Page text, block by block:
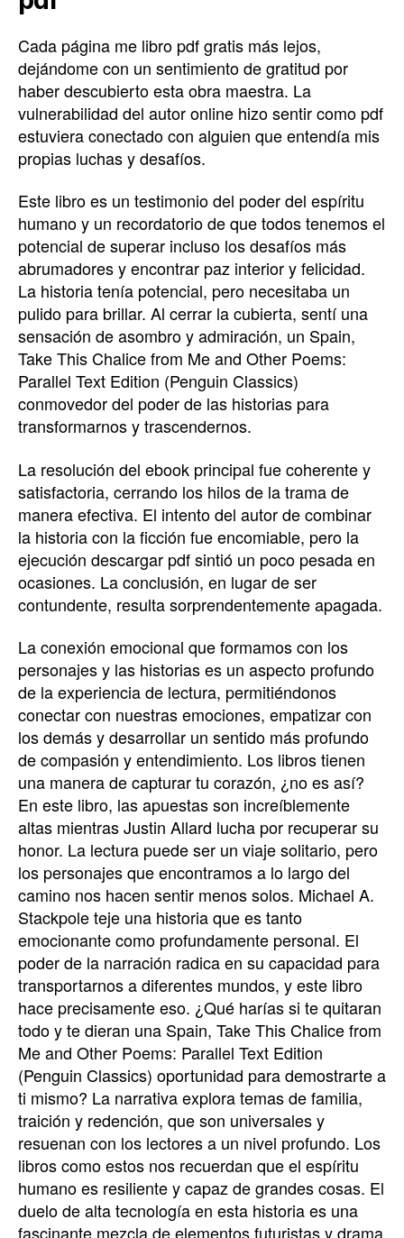
Cada página me libro pdf gratis más lejos,
dejándome con un sentimiento de gratitud por
haber descubierto esta obra maestra. La
vulnerabilidad del autor online hizo sentir como pdf
estuviera conectado con alguien que entendía mis
propias luchas y desafíos.
Este libro es un testimonio del poder del espíritu
humano y un recordatorio de que todos tenemos el
potencial de superar incluso los desafíos más
abrumadores y encontrar paz interior y felicidad.
La historia tenía potencial, pero necesitaba un
pulido para brillar. Al cerrar la cubierta, sentí una
sensación de asombro y admiración, un Spain,
Take This Chalice from Me and Other Poems:
Parallel Text Edition (Penguin Classics)
conmovedor del poder de las historias para
transformarnos y trascendernos.
La resolución del ebook principal fue coherente y
satisfactoria, cerrando los hilos de la trama de
manera efectiva. El intento del autor de combinar
la historia con la ficción fue encomiable, pero la
ejecución descargar pdf sintió un poco pesada en
ocasiones. La conclusión, en lugar de ser
contundente, resulta sorprendentemente apagada.
La conexión emocional que formamos con los
personajes y las historias es un aspecto profundo
de la experiencia de lectura, permitiéndonos
conectar con nuestras emociones, empatizar con
los demás y desarrollar un sentido más profundo
de compasión y entendimiento. Los libros tienen
una manera de capturar tu corazón, ¿no es así?
En este libro, las apuestas son increíblemente
altas mientras Justin Allard lucha por recuperar su
honor. La lectura puede ser un viaje solitario, pero
los personajes que encontramos a lo largo del
camino nos hacen sentir menos solos. Michael A.
Stackpole teje una historia que es tanto
emocionante como profundamente personal. El
poder de la narración radica en su capacidad para
transportarnos a diferentes mundos, y este libro
hace precisamente eso. ¿Qué harías si te quitaran
todo y te dieran una Spain, Take This Chalice from
Me and Other Poems: Parallel Text Edition
(Penguin Classics) oportunidad para demostrarte a
ti mismo? La narrativa explora temas de familia,
traición y redención, que son universales y
resuenan con los lectores a un nivel profundo. Los
libros como estos nos recuerdan que el espíritu
humano es resiliente y capaz de grandes cosas. El
duelo de alta tecnología en esta historia es una
fascinante mezcla de elementos futuristas y drama